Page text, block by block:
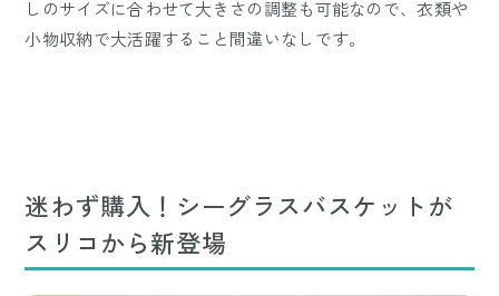
しのサイズに合わせて大きさの調整も可能なので、衣類や
小物収納で大活躍すること間違いなしです。
迷わず購入！シーグラスバスケットが
スリコから新登場